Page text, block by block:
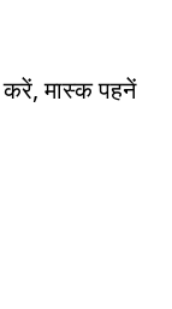
मास्क पहनें